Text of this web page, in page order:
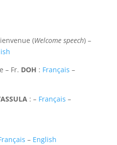
(Welcome speech) –
– Fr. DOH : Français –
: – Français –
– English